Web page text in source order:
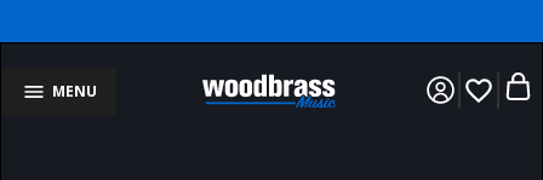
MENU favorite_border